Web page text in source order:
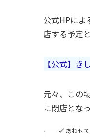
公式HPによ
店する予定
【公式】き
元々、この
に閉店とな
あわせ